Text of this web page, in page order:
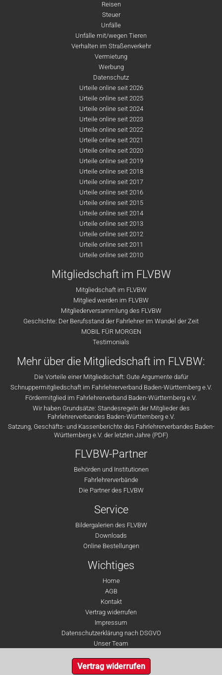
Reisen
Steuer
Unfälle
Unfälle mit/wegen Tieren
Verhalten im Straßenverkehr
Vermietung
Werbung
Datenschutz
Urteile online seit 2026
Urteile online seit 2025
Urteile online seit 2024
Urteile online seit 2023
Urteile online seit 2022
Urteile online seit 2021
Urteile online seit 2020
Urteile online seit 2019
Urteile online seit 2018
Urteile online seit 2017
Urteile online seit 2016
Urteile online seit 2015
Urteile online seit 2014
Urteile online seit 2013
Urteile online seit 2012
Urteile online seit 2011
Urteile online seit 2010
Mitgliedschaft im FLVBW
Mitgliedschaft im FLVBW
Mitglied werden im FLVBW
Mitgliederversammlung des FLVBW
Geschichte: Der Berufsstand der Fahrlehrer im Wandel der Zeit
MOBIL FÜR MORGEN
Testimonials
Mehr über die Mitgliedschaft im FLVBW:
Die Vorteile einer Mitgliedschaft: Gute Argumente dafür
Schnuppermitgliedschaft im Fahrlehrerverband Baden-Württemberg e.V.
Fördermitglied im Fahrlehrerverband Baden-Württemberg e.V.
Wir haben Grundsätze: Standesregeln der Mitglieder des
Fahrlehrerverbandes Baden-Württemberg e.V.
Satzung, Geschäfts- und Kassenberichte des Fahrlehrerverbandes Baden-
Württemberg e.V. der letzten Jahre (PDF)
FLVBW-Partner
Behörden und Institutionen
Fahrlehrerverbände
Die Partner des FLVBW
Service
Bildergalerien des FLVBW
Downloads
Online Bestellungen
Wichtiges
Home
AGB
Kontakt
Vertrag widerrufen
Impressum
Datenschutzerklärung nach DSGVO
Unser Team
Vertrag widerrufen